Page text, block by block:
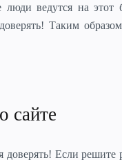
люди ведутся на
Таким
сайте
доверять! Если решите